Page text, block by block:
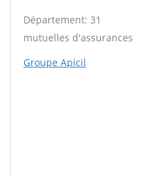
Département: 31
mutuelles d'assurances
Groupe Apicil